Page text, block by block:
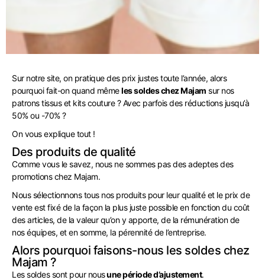
Sur notre site, on pratique des prix justes toute l’année, alors
pourquoi fait-on quand mêmeles soldes chez Majam sur nos
patrons tissus et kits couture ? Avec parfois des réductions jusqu’à
50% ou -70% ?
On vous explique tout !
Des produits de qualité
Comme vous le savez, nous ne sommes pas des adeptes des
promotions chez Majam.
Nous sélectionnons tous nos produits pour leur qualité et le prix de
vente est fixé de la façon la plus juste possible en fonction du coût
des articles, de la valeur qu’on y apporte, de la rémunération de
nos équipes, et en somme, la pérennité de l’entreprise.
Alors pourquoi faisons-nous les soldes chez
Majam ?
Les soldes sont pour nousune période d’ajustement.